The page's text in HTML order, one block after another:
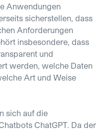
Anwendungen
sicherstellen, dass
Anforderungen
insbesondere, dass
und
werden, welche Daten
Art und Weise
sich auf die
ChatGPT. Da der